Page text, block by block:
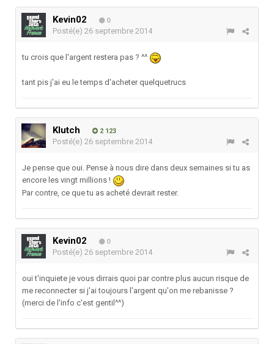
Kevin02 0
Posté(e) 26 septembre 2014
tu crois que l'argent restera pas ? ^^
tant pis j'ai eu le temps d'acheter quelquetrucs
Klutch 2 123
Posté(e) 26 septembre 2014
Je pense que oui. Pense à nous dire dans deux semaines si tu as
encore les vingt millions !
Par contre, ce que tu as acheté devrait rester.
Kevin02 0
Posté(e) 26 septembre 2014
oui t'inquiete je vous dirrais quoi par contre plus aucun risque de
me reconnecter si j'ai toujours l'argent qu'on me rebanisse ?
(merci de l'info c'est gentil^^)